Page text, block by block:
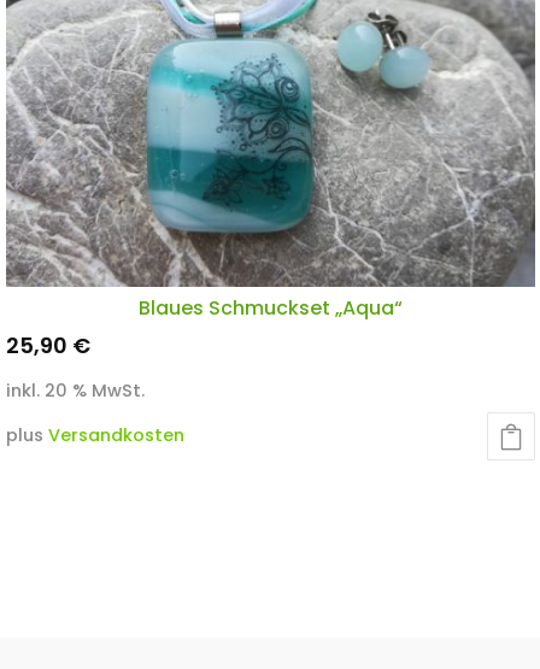
Blaues Schmuckset „Aqua“
25,90 €
inkl. 20 % MwSt.
plus Versandkosten